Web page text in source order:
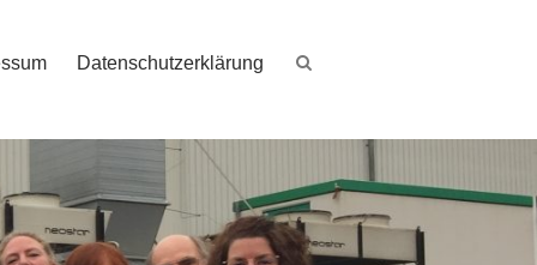
Datenschutzerklärung